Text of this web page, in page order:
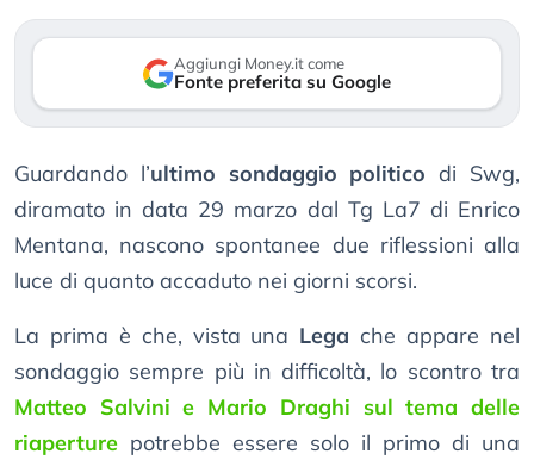
Aggiungi Money.it come
Fonte preferita su Google
Guardando l’ultimo sondaggio politico di Swg,
diramato in data 29 marzo dal Tg La7 di Enrico
Mentana, nascono spontanee due riflessioni alla
luce di quanto accaduto nei giorni scorsi.
La prima è che, vista una Lega che appare nel
sondaggio sempre più in difficoltà, lo scontro tra
Matteo Salvini e Mario Draghi sul tema delle
riaperture potrebbe essere solo il primo di una